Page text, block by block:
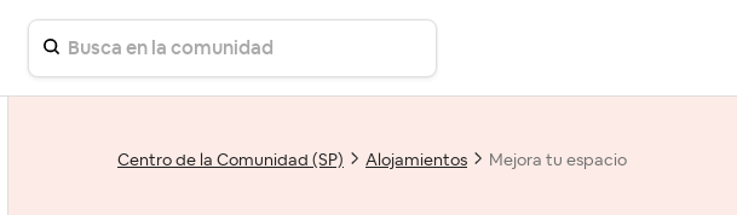
Centro de la Comunidad (SP) Alojamientos Mejora tu espacio